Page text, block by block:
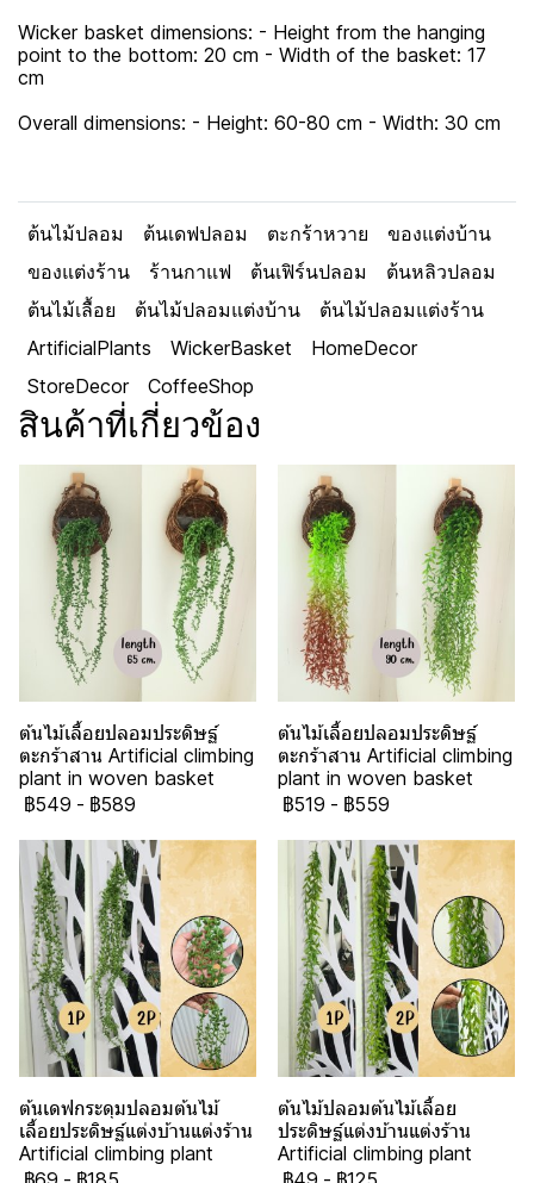
Wicker basket dimensions: - Height from the hanging
point to the bottom: 20 cm - Width of the basket: 17
cm
Overall dimensions: - Height: 60-80 cm - Width: 30 cm
ต้นไม้ปลอม ต้นเดฟปลอม ตะกร้าหวาย
ของแต่งบ้าน
ของแต่งร้าน
ร้านกาแฟ ต้นเฟิร์นปลอม
ต้นหลิวปลอม
ต้นไม้เลื้อย
ต้นไม้ปลอมแต่งบ้าน
ต้นไม้ปลอมแต่งร้าน
ArtificialPlants
WickerBasket
HomeDecor
StoreDecor
CoffeeShop
สินค้าที่เกี่ยวข้อง
ต้นไม้เลื้อยปลอมประดิษฐ์
ตะกร้าสาน Artificial climbing
plant in woven basket
฿549 - ฿589
ต้นไม้เลื้อยปลอมประดิษฐ์
ตะกร้าสาน Artificial climbing
plant in woven basket
฿519 - ฿559
ต้นเดฟกระดุมปลอมต้นไม้
เลื้อยประดิษฐ์แต่งบ้านแต่งร้าน
Artificial climbing plant
ต้นไม้ปลอมต้นไม้เลื้อย
ประดิษฐ์แต่งบ้านแต่งร้าน
Artificial climbing plant